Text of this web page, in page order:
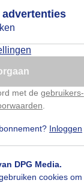
met de gebruikers-
Inloggen
DPG Media.
cookies om
deze
wordt.
de popup
later
niet elke dag deze
aan te passen